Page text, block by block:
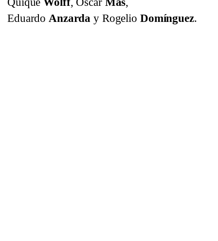
Eduardo Anzarday Rogelio Domínguez.